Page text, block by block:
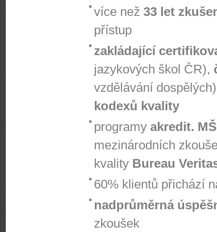
více než 33 let
přístup
zakládající
jazykových škol ČR),
vzdělávání
kodexů kvality
programy akredit.
mezinárodních
kvality Bureau
60% klientů přichází
nadprůměrná
zkoušek